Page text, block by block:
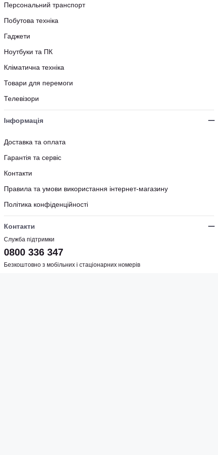
Персональний транспорт
Побутова техніка
Гаджети
Ноутбуки та ПК
Кліматична техніка
Товари для перемоги
Телевізори
Інформація
Доставка та оплата
Гарантія та сервіс
Контакти
Правила та умови використання інтернет-магазину
Політика конфіденційності
Контакти
Служба підтримки
0800 336 347
Безкоштовно з мобільних і стаціонарних номерів